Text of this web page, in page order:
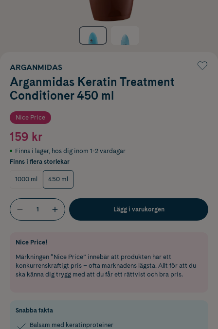
ARGANMIDAS
Arganmidas Keratin Treatment
Conditioner 450 ml
Nice Price
159 kr
Finns i lager, hos dig inom 1-2 vardagar
Finns i flera storlekar
1000 ml 450 ml
Lägg i varukorgen
Nice Price!
Märkningen “Nice Price” innebär att produkten har ett
konkurrenskraftigt pris – ofta marknadens lägsta. Allt för att du
ska känna dig trygg med att du får ett rättvist och bra pris.
Snabba fakta
Balsam med keratinproteiner